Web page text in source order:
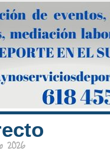
2026